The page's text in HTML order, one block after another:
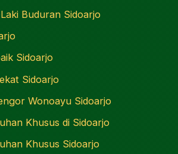
Buduran Sidoarjo
Sidoarjo
Sidoarjo
Wonoayu Sidoarjo
Khusus di Sidoarjo
Khusus Sidoarjo